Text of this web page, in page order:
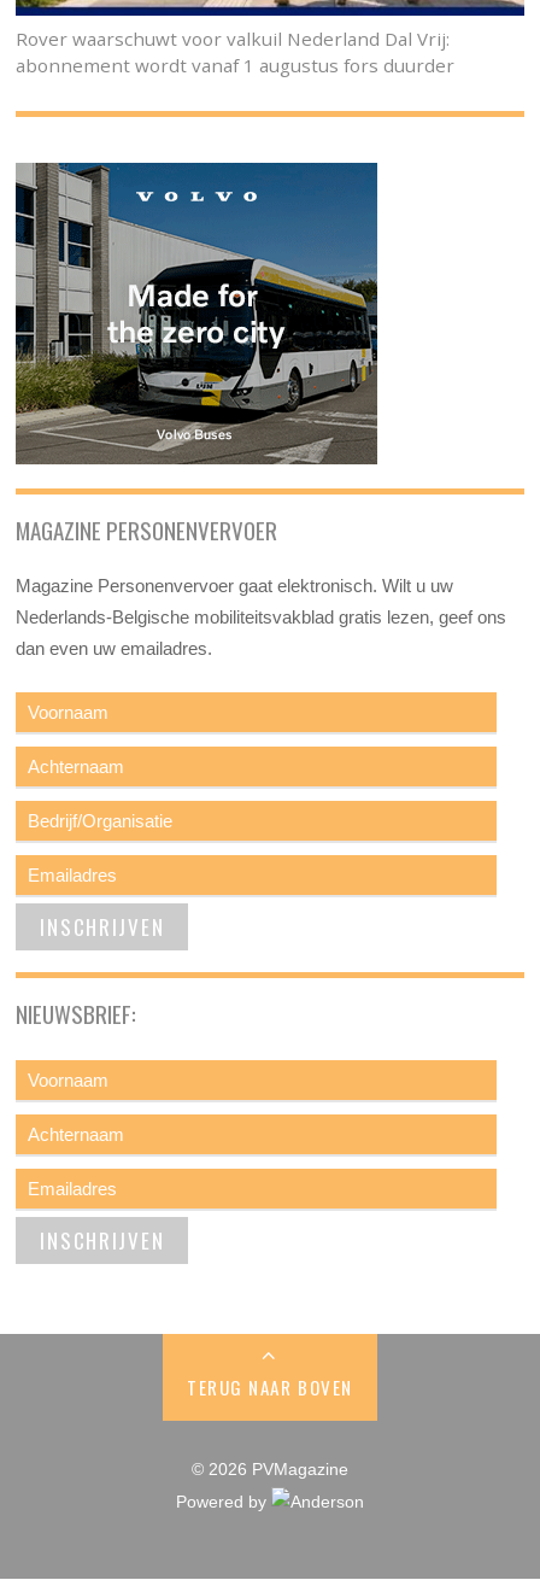
Rover waarschuwt voor valkuil Nederland Dal Vrij:
abonnement wordt vanaf 1 augustus fors duurder
MAGAZINE PERSONENVERVOER
Magazine Personenvervoer gaat elektronisch. Wilt u uw
Nederlands-Belgische mobiliteitsvakblad gratis lezen, geef ons
dan even uw emailadres.
NIEUWSBRIEF:
TERUG NAAR BOVEN
© 2026 PVMagazine
Powered by